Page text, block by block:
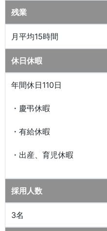
残業
月平均15時間
休日休暇
年間休日110日
・慶弔休暇
・有給休暇
・出産、育児休暇
採用人数
3名